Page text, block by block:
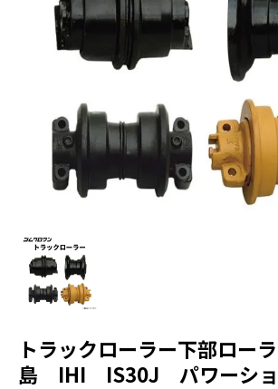
トラックローラー下部ロー
島 IHI IS30J パワーショ